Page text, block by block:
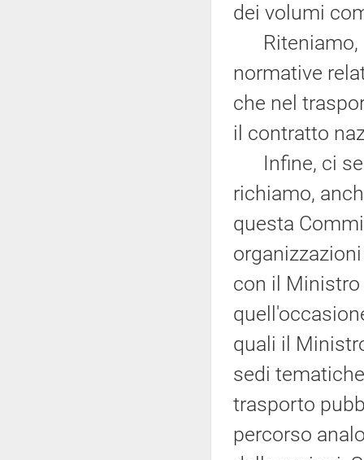
dei volumi
Riteniamo,
normative
che nel
il contratto
Infine, ci
richiamo,
questa
con il
quali il
sedi
trasporto
percorso